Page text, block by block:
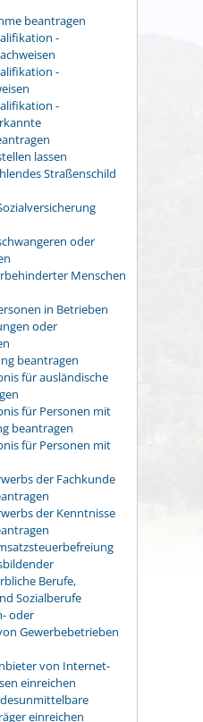
beantragen
-
-
-
lassen
Straßenschild
oder
Menschen
in Betrieben
oder
beantragen
für ausländische
für Personen mit
beantragen
für Personen mit
der Fachkunde
der Kenntnisse
Berufe,
Sozialberufe
oder
Gewerbebetrieben
von Internet-
einreichen
einreichen